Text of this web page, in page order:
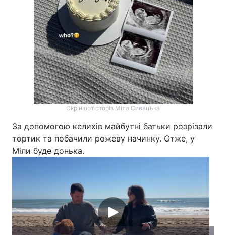
Контакти
Послуги
Тема оформлення
Скріншот сторіз Міла Сивацька
За допомогою келихів майбутні батьки розрізали
тортик та побачили рожеву начинку. Отже, у
Міли буде донька.